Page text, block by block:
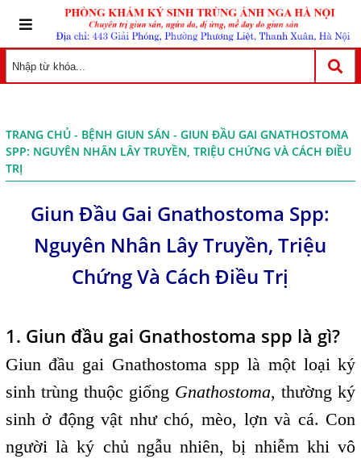
TRANG CHỦ- BỆNH GIUN SÁN - GIUN ĐẦU GAI GNATHOSTOMA
SPP: NGUYÊN NHÂN LÂY TRUYỀN, TRIỆU CHỨNG VÀ CÁCH ĐIỀU
TRỊ
Giun Đầu Gai Gnathostoma Spp:
Nguyên Nhân Lây Truyền, Triệu
Chứng Và Cách Điều Trị
1. Giun đầu gai Gnathostoma spp là gì?
Giun đầu gai Gnathostoma spp là một loại ký
sinh trùng thuộc giống Gnathostoma, thường ký
sinh ở động vật như chó, mèo, lợn và cá. Con
người là ký chủ ngẫu nhiên, bị nhiễm khi vô